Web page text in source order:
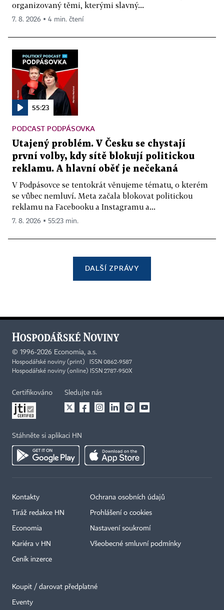
organizovaný těmi, kterými slavný...
7. 8. 2026 ▪ 4 min. čtení
55:23
PODCAST PODPÁSOVKA
Utajený problém. V Česku se chystají
první volby, kdy sítě blokují politickou
reklamu. A hlavní oběť je nečekaná
V Podpásovce se tentokrát věnujeme tématu, o kterém
se vůbec nemluví. Meta začala blokovat politickou
reklamu na Facebooku a Instagramu a...
7. 8. 2026 ▪ 55:23 min.
DALŠÍ ZPRÁVY
© 1996-2026 Economia, a.s.
Hospodářské noviny (print) ISSN 0862-9587
Hospodářské noviny (online) ISSN 2787-950X
Certifikováno Sledujte nás
Stáhněte si aplikaci HN
Kontakty
Tiráž redakce HN
Economia
Kariéra v HN
Ceník inzerce
Ochrana osobních údajů
Prohlášení o cookies
Nastavení soukromí
Všeobecné smluvní podmínky
Koupit / darovat předplatné
Eventy